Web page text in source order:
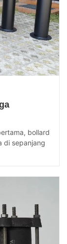
bollard
di sepanjang